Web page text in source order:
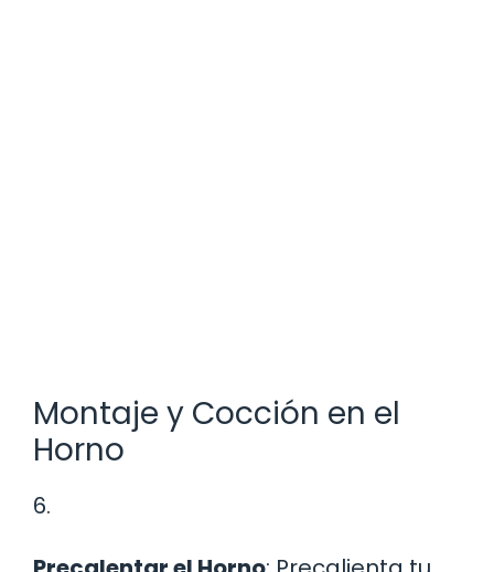
Montaje y Cocción en el
Horno
6.